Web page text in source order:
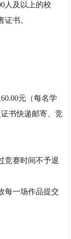
人及以上的校
书。
元（每名学
书快递邮寄、竞
竞赛时间不予退
每一场作品提交